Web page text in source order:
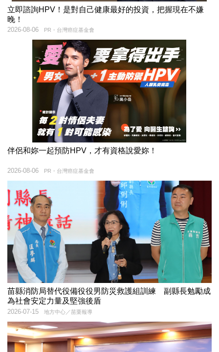
立即諮詢HPV！是對自己健康最好的投資，把握現在不嫌
晚！
PR・台灣癌症基金會
2026-08-06
伴侶和妳一起預防HPV，才有資格說愛妳！
PR・台灣癌症基金會
2026-08-06
苗縣消防局替代役備役役男防災救護組訓練 副縣長勉勵成
為社會安定力量及堅強後盾
地方中心／苗栗報導
2026-07-15